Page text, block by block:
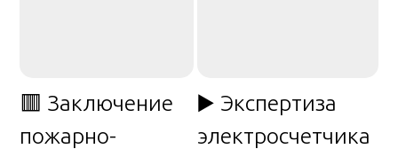
🟥 Заключение
пожарно-
▶️ Экспертиза
электросчетчика